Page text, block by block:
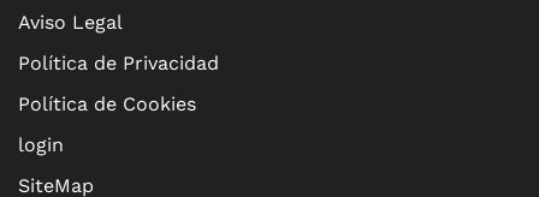
Aviso Legal
Política de Privacidad
Política de Cookies
login
SiteMap